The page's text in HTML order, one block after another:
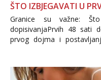
ŠTO IZBJEGAVATI U
Granice su važne:
dopisivanjaPrvih 48 sati
prvog dojma i
Važno je izbjeći
informacija, jer
povjerenje. Takođe...